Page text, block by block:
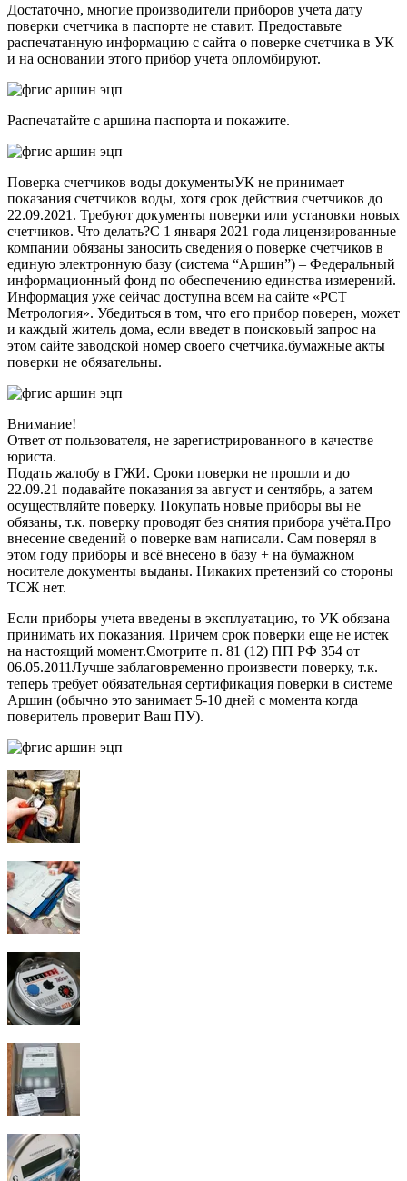
Достаточно, многие производители приборов учета дату
поверки счетчика в паспорте не ставит. Предоставьте
распечатанную информацию с сайта о поверке счетчика в УК
и на основании этого прибор учета опломбируют.
Распечатайте с аршина паспорта и покажите.
Поверка счетчиков воды документыУК не принимает
показания счетчиков воды, хотя срок действия счетчиков до
22.09.2021. Требуют документы поверки или установки новых
счетчиков. Что делать?С 1 января 2021 года лицензированные
компании обязаны заносить сведения о поверке счетчиков в
единую электронную базу (система “Аршин”) – Федеральный
информационный фонд по обеспечению единства измерений.
Информация уже сейчас доступна всем на сайте «РСТ
Метрология». Убедиться в том, что его прибор поверен, может
и каждый житель дома, если введет в поисковый запрос на
этом сайте заводской номер своего счетчика.бумажные акты
поверки не обязательны.
Внимание!
Ответ от пользователя, не зарегистрированного в качестве
юриста.
Подать жалобу в ГЖИ. Сроки поверки не прошли и до
22.09.21 подавайте показания за август и сентябрь, а затем
осуществляйте поверку. Покупать новые приборы вы не
обязаны, т.к. поверку проводят без снятия прибора учёта.Про
внесение сведений о поверке вам написали. Сам поверял в
этом году приборы и всё внесено в базу + на бумажном
носителе документы выданы. Никаких претензий со стороны
ТСЖ нет.
Если приборы учета введены в эксплуатацию, то УК обязана
принимать их показания. Причем срок поверки еще не истек
на настоящий момент.Смотрите п. 81 (12) ПП РФ 354 от
06.05.2011Лучше заблаговременно произвести поверку, т.к.
теперь требует обязательная сертификация поверки в системе
Аршин (обычно это занимает 5-10 дней с момента когда
поверитель проверит Ваш ПУ).